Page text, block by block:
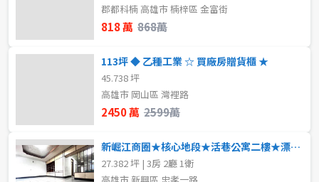
郡都科楠 高雄市 楠梓區 金富街
818 萬 868萬
113坪 ◆ 乙種工業 ☆ 買廠房贈貨櫃 ★
45.738 坪
高雄市 岡山區 灣裡路
2450 萬 2599萬
新崛江商圈★核心地段★活巷公寓二樓★漂亮屋況
27.382 坪 | 3房 2廳 1衛
高雄市 新興區 忠孝一路